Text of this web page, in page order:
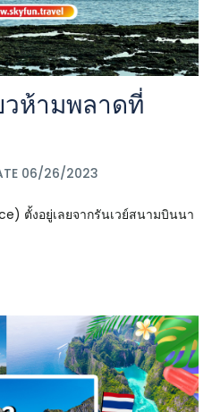
วห้ามพลาดที่
06/26/2023
ตั้งอยู่เลยจากรันเวย์สนามบินนา